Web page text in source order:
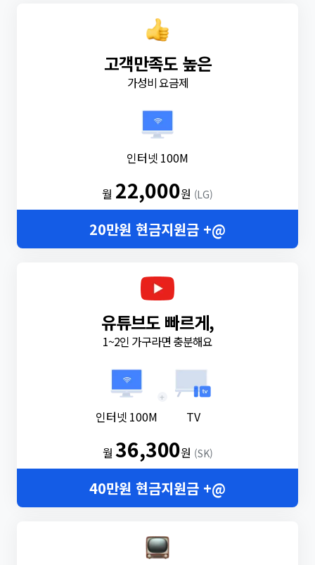
고객만족도 높은
가성비 요금제
인터넷 100M
월 22,000원 (LG)
20만원 현금지원금 +@
유튜브도 빠르게,
1~2인 가구라면 충분해요
인터넷 100M
+
TV
월36,300원 (SK)
40만원 현금지원금 +@